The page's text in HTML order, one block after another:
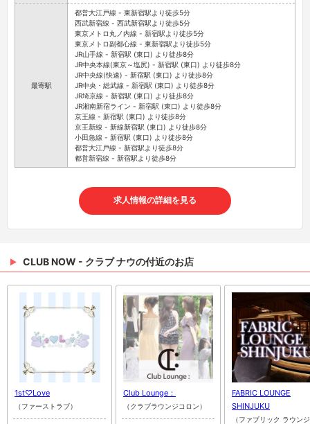
最寄駅
都営大江戸線 - 東新宿駅より徒歩5分
西武新宿線 - 西武新宿駅より徒歩5分
東京メトロ丸ノ内線 - 新宿駅より徒歩5分
東京メトロ副都心線 - 東新宿駅より徒歩5分
JR山手線 - 新宿駅 (東口) より徒歩8分
JR中央本線(東京～塩尻) - 新宿駅 (東口) より徒歩8分
JR中央線(快速) - 新宿駅 (東口) より徒歩8分
JR中央・総武線 - 新宿駅 (東口) より徒歩8分
JR埼京線 - 新宿駅 (東口) より徒歩8分
JR湘南新宿ライン - 新宿駅 (東口) より徒歩8分
京王線 - 新宿駅 (東口) より徒歩8分
京王新線 - 新線新宿駅 (東口) より徒歩8分
小田急線 - 新宿駅 (東口) より徒歩8分
都営大江戸線 - 新宿駅より徒歩8分
都営新宿線 - 新宿駅より徒歩8分
求人情報の詳細を見る
CLUB NOW - クラブ ナウの付近のお店
1st♡Love
（ファーストラブ）
Club Lounge：
（クラブラウンジコロン）
FABRIC LOUNGE
SHINJUKU
（ファブリック ラウン